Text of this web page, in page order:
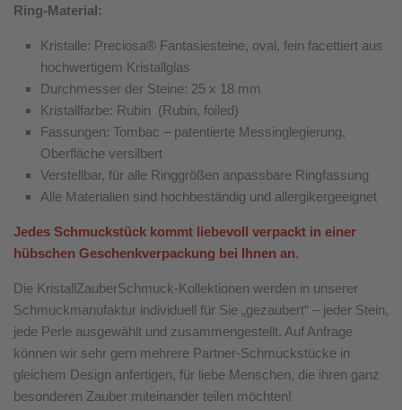
Ring-Material:
Kristalle: Preciosa® Fantasiesteine, oval, fein facettiert aus
hochwertigem Kristallglas
Durchmesser der Steine: 25 x 18 mm
Kristallfarbe: Rubin (Rubin, foiled)
Fassungen: Tombac – patentierte Messinglegierung,
Oberfläche versilbert
Verstellbar, für alle Ringgrößen anpassbare Ringfassung
Alle Materialien sind hochbeständig und allergikergeeignet
Jedes Schmuckstück kommt liebevoll verpackt in einer
hübschen Geschenkverpackung bei Ihnen an.
Die KristallZauberSchmuck-Kollektionen werden in unserer
Schmuckmanufaktur individuell für Sie „gezaubert“ – jeder Stein,
jede Perle ausgewählt und zusammengestellt. Auf Anfrage
können wir sehr gern mehrere Partner-Schmuckstücke in
gleichem Design anfertigen, für liebe Menschen, die ihren ganz
besonderen Zauber miteinander teilen möchten!